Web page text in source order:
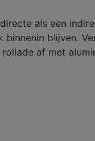
als een
blijven.
af met